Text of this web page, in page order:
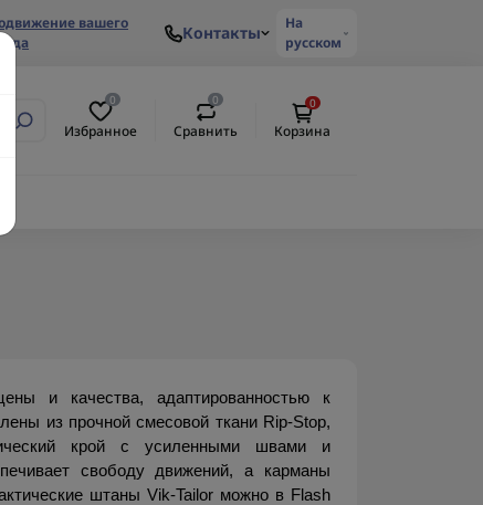
вашего
Контакты
На
русском
0
Избранное
0
Сравнить
0
Корзина
и качества, адаптированностью к
из прочной смесовой ткани Rip-Stop,
крой с усиленными швами и
свободу движений, а карманы
штаны Vik-Tailor можно в Flash